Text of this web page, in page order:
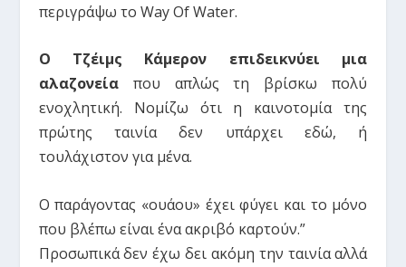
περιγράψω το Way Of Water.
Ο Τζέιμς Κάμερον επιδεικνύει μια
αλαζονείαπου απλώς τη βρίσκω πολύ
ενοχλητική. Νομίζω ότι η καινοτομία της
πρώτης ταινία δεν υπάρχει εδώ, ή
τουλάχιστον για μένα.
Ο παράγοντας «ουάου» έχει φύγει και το μόνο
που βλέπω είναι ένα ακριβό καρτούν.”
Προσωπικά δεν έχω δει ακόμη την ταινία αλλά